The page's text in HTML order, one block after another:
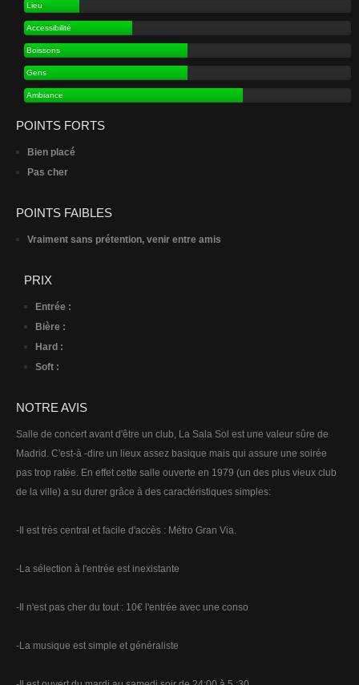
Lieu
Accessibilité
Boissons
Gens
Ambiance
POINTS FORTS
Bien placé
Pas cher
POINTS FAIBLES
Vraiment sans prétention, venir entre amis
PRIX
Entrée :
Bière :
Hard :
Soft :
NOTRE AVIS
Salle de concert avant d'être un club, La Sala Sol est une valeur sûre de
Madrid. C'est-à -dire un lieux assez basique mais qui assure une soirée
pas trop ratée. En effet cette salle ouverte en 1979 (un des plus vieux club
de la ville) a su durer grâce à des caractéristiques simples:
-Il est très central et facile d'accès : Métro Gran Via.
-La sélection à l'entrée est inexistante
-Il n'est pas cher du tout : 10€ l'entrée avec une conso
-La musique est simple et généraliste